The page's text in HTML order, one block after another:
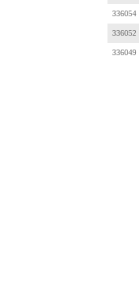
336054
336052
336049